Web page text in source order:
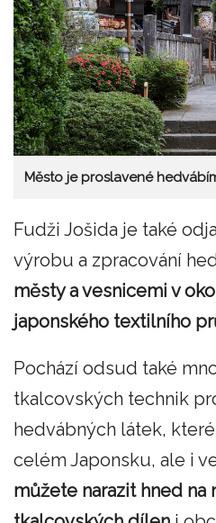
Město je proslavené
Fudži Jošida je také
výrobu a zpracování
městy a vesnicemi v
japonského textilního
Pochází odsud také
tkalcovských technik
hedvábných látek,
celém Japonsku, ale i
můžete narazit hned